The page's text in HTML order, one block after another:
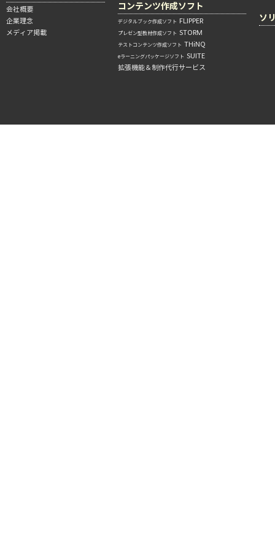
会社概要
企業理念
メディア掲載
コンテンツ作成ソフト
デジタルブック作成ソフト FLIPPER
プレゼン型教材作成ソフト STORM
テストコンテンツ作成ソフト THiNQ
eラーニングパッケージソフト SUITE
拡張機能＆制作代行サービス
ソ